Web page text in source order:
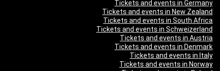
Tickets and events in Germany
Tickets and events in New Zealand
Tickets and events in South Africa
Tickets and events in Schweizerland
Tickets and events in Austria
Tickets and events in Denmark
Tickets and events in Italy
Tickets and events in Norway